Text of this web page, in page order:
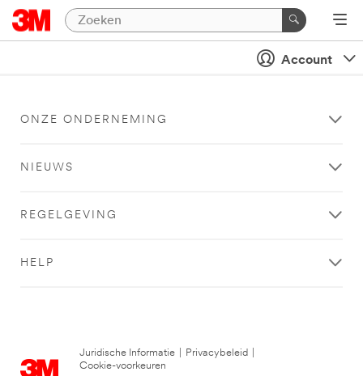
Account
ONZE ONDERNEMING
NIEUWS
REGELGEVING
HELP
Juridische Informatie Privacybeleid
Cookie-voorkeuren